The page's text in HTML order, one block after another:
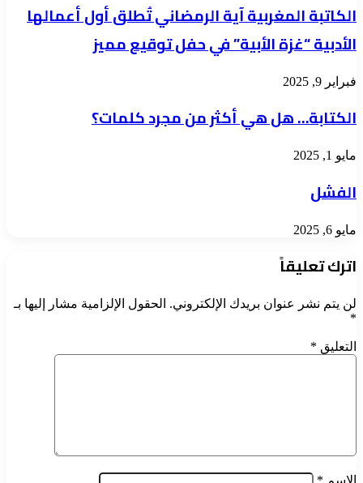
الكاتبة المغربية آية الرمضاني تُطلق أول أعمالها
الأدبية “غزة الأبية” في حفل توقيع مميز
فبراير 9, 2025
الكتابة… هل هي أكثر من مجرد كلمات؟
مايو 1, 2025
الفشل
مايو 6, 2025
اترك تعليقاً
لن يتم نشر عنوان بريدك الإلكتروني. الحقول الإلزامية مشار إليها بـ
*
التعليق *
الاسم *